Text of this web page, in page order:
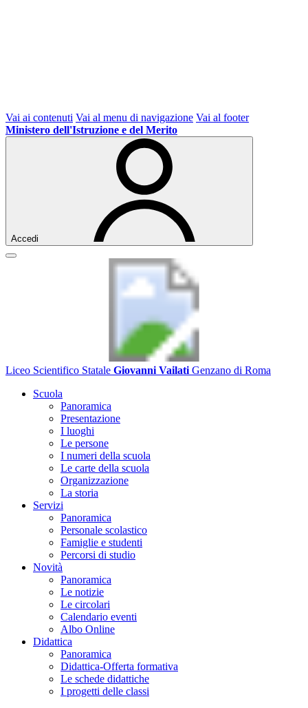
Vai ai contenuti Vai al menu di navigazione Vai al footer
Ministero dell'Istruzione e del Merito
Accedi
Liceo Scientifico Statale Giovanni Vailati Genzano di Roma
Scuola
Panoramica
Presentazione
I luoghi
Le persone
I numeri della scuola
Le carte della scuola
Organizzazione
La storia
Servizi
Panoramica
Personale scolastico
Famiglie e studenti
Percorsi di studio
Novità
Panoramica
Le notizie
Le circolari
Calendario eventi
Albo Online
Didattica
Panoramica
Didattica-Offerta formativa
Le schede didattiche
I progetti delle classi